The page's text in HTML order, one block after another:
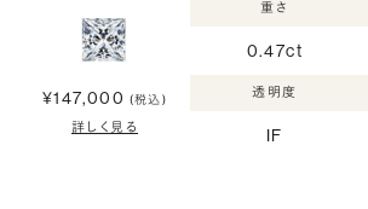
¥147,000 (税込)
詳しく見る
重さ
0.47ct
透明度
IF